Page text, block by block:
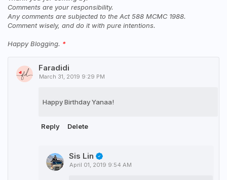
Comments are your responsibility.
Any comments are subjected to the Act 588 MCMC 1988.
Comment wisely, and do it with pure intentions.
Happy Blogging.
Faradidi
March 31, 2019 9:29 PM
Happy Birthday Yanaa!
Reply Delete
Sis Lin
April 01, 2019 9:54 AM